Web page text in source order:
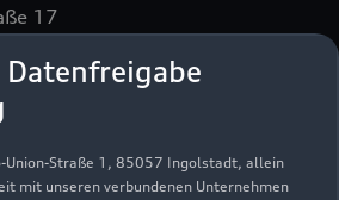
Datenfreigabe
Union-Straße 1, 85057 Ingolstadt, allein
mit unseren verbundenen Unternehmen
17
schultz.de